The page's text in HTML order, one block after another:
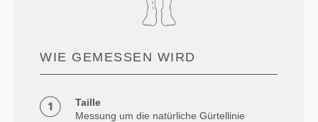
WIE GEMESSEN WIRD
Taille
Messung um die natürliche Gürtellinie